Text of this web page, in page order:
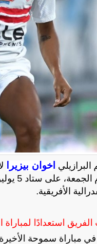
خوان بيزيرا
الأفريقية.
استعدادًا لمباراة
في مباراة سموحة